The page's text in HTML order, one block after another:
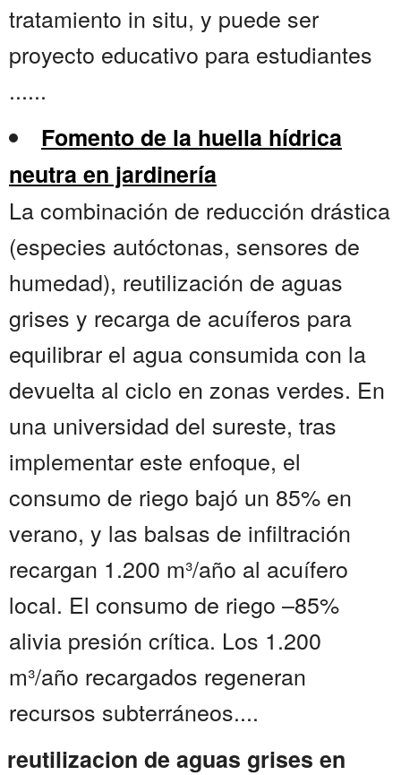
tratamiento in situ, y puede ser
proyecto educativo para estudiantes
......
Fomento de la huella hídrica
neutra en jardinería
La combinación de reducción drástica
(especies autóctonas, sensores de
humedad), reutilización de aguas
grises y recarga de acuíferos para
equilibrar el agua consumida con la
devuelta al ciclo en zonas verdes. En
una universidad del sureste, tras
implementar este enfoque, el
consumo de riego bajó un 85% en
verano, y las balsas de infiltración
recargan 1.200 m³/año al acuífero
local. El consumo de riego –85%
alivia presión crítica. Los 1.200
m³/año recargados regeneran
recursos subterráneos....
reutilizacion de aguas grises en